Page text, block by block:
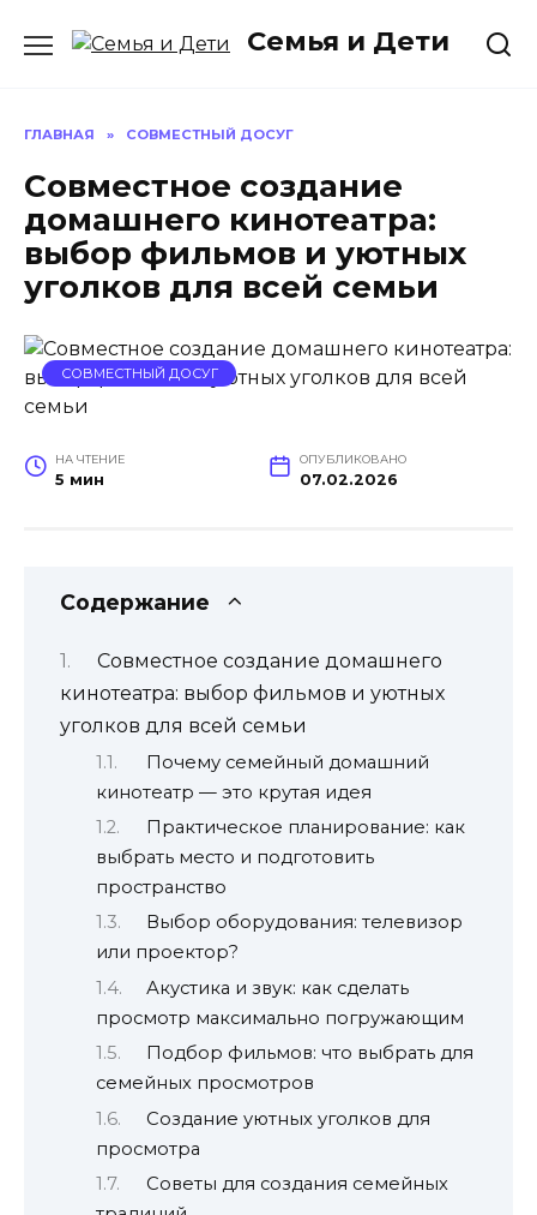
Семья и Дети
ГЛАВНАЯ » СОВМЕСТНЫЙ ДОСУГ
Совместное создание
домашнего кинотеатра:
выбор фильмов и уютных
уголков для всей семьи
СОВМЕСТНЫЙ ДОСУГ
НА ЧТЕНИЕ
5 мин
ОПУБЛИКОВАНО
07.02.2026
Содержание
Совместное создание домашнего
кинотеатра: выбор фильмов и уютных
уголков для всей семьи
Почему семейный домашний
кинотеатр — это крутая идея
Практическое планирование: как
выбрать место и подготовить
пространство
Выбор оборудования: телевизор
или проектор?
Акустика и звук: как сделать
просмотр максимально погружающим
Подбор фильмов: что выбрать для
семейных просмотров
Создание уютных уголков для
просмотра
Советы для создания семейных